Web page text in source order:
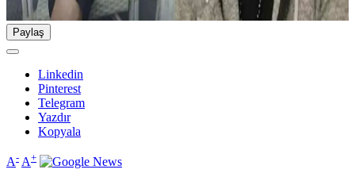
Paylaş
Linkedin
Pinterest
Telegram
Yazdır
Kopyala
A- A+